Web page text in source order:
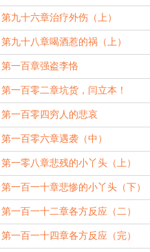
第九十六章治疗外伤（上）
第九十八章喝酒惹的祸（上）
第一百章强盗李恪
第一百零二章坑货，闫立本！
第一百零四穷人的悲哀
第一百零六章遇袭（中）
第一零八章悲残的小丫头（上）
第一百一十章悲惨的小丫头（下）
第一百一十二章各方反应（二）
第一百一十四章各方反应（完）